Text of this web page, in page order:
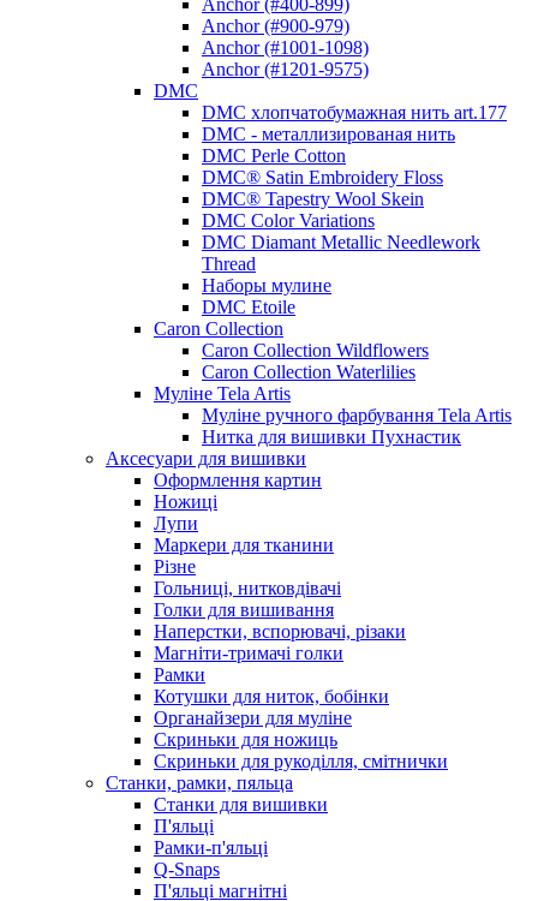
Anchor (#900-979)
Anchor (#1001-1098)
Anchor (#1201-9575)
DMC
DMC хлопчатобумажная нить art.177
DMC - металлизированая нить
DMC Perle Cotton
DMC® Satin Embroidery Floss
DMC® Tapestry Wool Skein
DMC Color Variations
DMC Diamant Metallic Needlework
Thread
Наборы мулине
DMC Etoile
Caron Collection
Caron Collection Wildflowers
Caron Collection Waterlilies
Муліне Tela Artis
Муліне ручного фарбування Tela Artis
Нитка для вишивки Пухнастик
Аксесуари для вишивки
Оформлення картин
Ножиці
Лупи
Маркери для тканини
Різне
Гольниці, нитковдівачі
Голки для вишивання
Наперстки, вспорювачі, різаки
Магніти-тримачі голки
Рамки
Котушки для ниток, бобінки
Органайзери для муліне
Скриньки для ножиць
Скриньки для рукоділля, смітнички
Станки, рамки, пяльца
Станки для вишивки
П'яльці
Рамки-п'яльці
Q-Snaps
П'яльці магнітні